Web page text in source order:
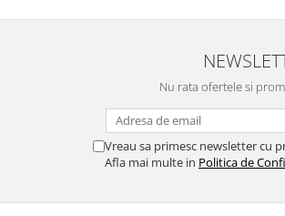
Nu rata ofertele si
Vreau sa primesc newsletter cu
Afla mai multe in Politica de